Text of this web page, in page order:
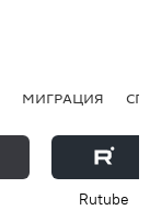
МИГРАЦИЯ
Rutube